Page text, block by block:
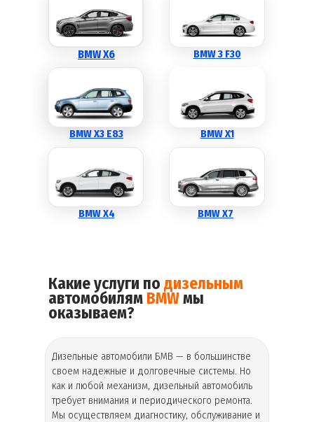
BMW 3 F30
BMW X3 E83 BMW X1
BMW X4 BMW X7
BMW X6
Какие услуги по дизельным
автомобилям BMWмы
оказываем?
Дизельные автомобили БМВ — в большинстве
своем надежные и долговечные системы. Но
как и любой механизм, дизельный автомобиль
требует внимания и периодического ремонта.
Мы осуществляем диагностику, обслуживание и